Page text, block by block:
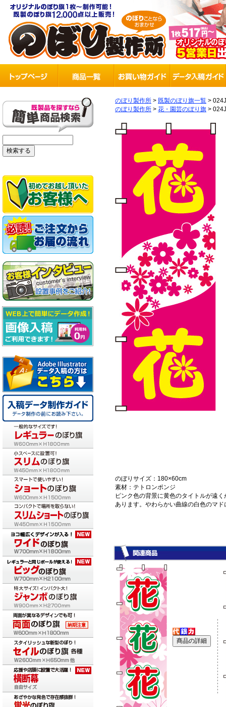
のぼり製作所 > 既製のぼり旗一覧 >
のぼり製作所 > 花・園芸のぼり旗 >
のぼりサイズ：180×60cm
素材：テトロンポンジ
ピンク色の背景に黄色のタイトルが遠
あります。やわらかい曲線の白色のマ